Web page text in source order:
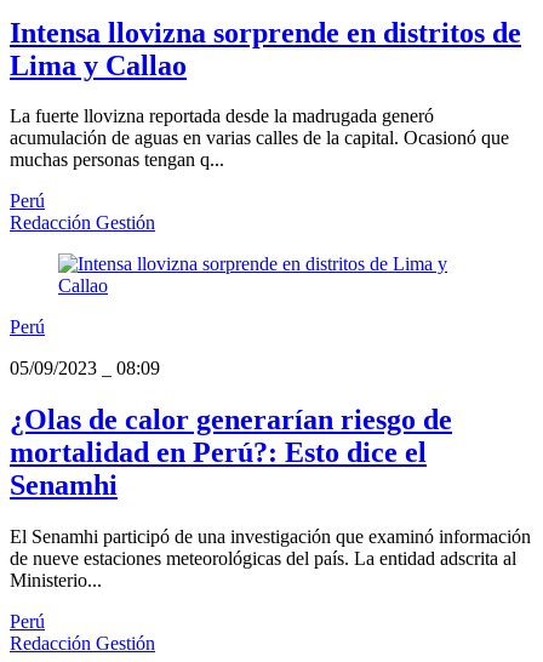
Intensa llovizna sorprende en distritos de
Lima y Callao
La fuerte llovizna reportada desde la madrugada generó
acumulación de aguas en varias calles de la capital. Ocasionó que
muchas personas tengan q...
Perú
Redacción Gestión
Perú
05/09/2023
08:09
¿Olas de calor generarían riesgo de
mortalidad en Perú?: Esto dice el
Senamhi
El Senamhi participó de una investigación que examinó información
de nueve estaciones meteorológicas del país. La entidad adscrita al
Ministerio...
Perú
Redacción Gestión